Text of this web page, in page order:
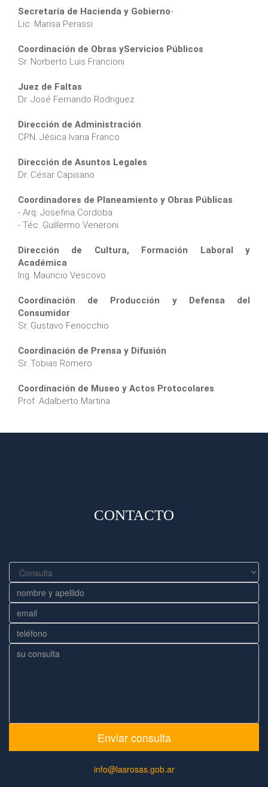
Secretaría de Hacienda y Gobierno-
Lic. Marisa Perassi
Coordinación de Obras yServicios Públicos
Sr. Norberto Luis Francioni
Juez de Faltas
Dr. José Fernando Rodriguez
Dirección de Administración
CPN. Jésica Ivana Franco
Dirección de Asuntos Legales
Dr. César Capisano
Coordinadores de Planeamiento y Obras Públicas
- Arq. Josefina Cordoba
- Téc. Guillermo Veneroni
Dirección de Cultura, Formación Laboral y
Académica
Ing. Mauricio Vescovo
Coordinación de Producción y Defensa del
Consumidor
Sr. Gustavo Fenocchio
Coordinación de Prensa y Difusión
Sr. Tobias Romero
Coordinación de Museo y Actos Protocolares
Prof. Adalberto Martina
CONTACTO
Enviar consulta
info@lasrosas.gob.ar